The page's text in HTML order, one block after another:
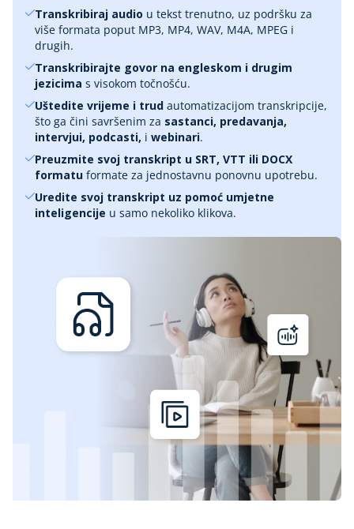
Transkribiraj audio u tekst trenutno, uz podršku za
više formata poput MP3, MP4, WAV, M4A, MPEG i
drugih.
Transkribirajte govor na engleskom i drugim
jezicima s visokom točnošću.
Uštedite vrijeme i trud automatizacijom transkripcije,
što ga čini savršenim za sastanci, predavanja,
intervjui, podcasti, i webinari.
Preuzmite svoj transkript u SRT, VTT ili DOCX
formatu formate za jednostavnu ponovnu upotrebu.
Uredite svoj transkript uz pomoć umjetne
inteligencije u samo nekoliko klikova.